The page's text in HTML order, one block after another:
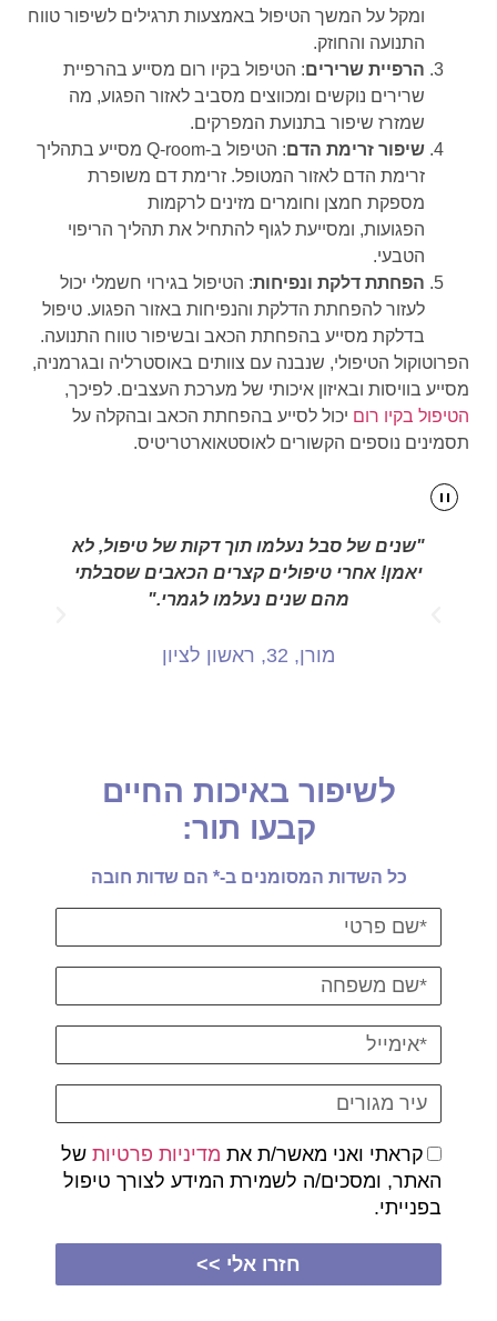
ומקל על המשך הטיפול באמצעות תרגילים לשיפור טווח
התנועה והחוזק.
הרפיית שרירים: הטיפול בקיו רום מסייע בהרפיית
שרירים נוקשים ומכווצים מסביב לאזור הפגוע, מה
שמזרז שיפור בתנועת המפרקים.
שיפור זרימת הדם
: הטיפול ב-Q-room מסייע בתהליך
זרימת הדם לאזור המטופל. זרימת דם משופרת
מספקת חמצן וחומרים מזינים לרקמות
הפגועות, ומסייעת לגוף להתחיל את תהליך הריפוי
הטבעי.
הפחתת דלקת ונפיחות: הטיפול בגירוי חשמלי יכול
לעזור להפחתת הדלקת והנפיחות באזור הפגוע. טיפול
בדלקת מסייע בהפחתת הכאב ובשיפור טווח התנועה.
הפרוטוקול הטיפולי, שנבנה עם צוותים באוסטרליה ובגרמניה,
מסייע בוויסות ובאיזון איכותי של מערכת העצבים. לפיכך,
הטיפול בקיו רום יכול לסייע בהפחתת הכאב ובהקלה על
תסמינים נוספים הקשורים לאוסטאוארטריטיס.
"שנים של סבל נעלמו תוך דקות של טיפול, לא
יאמן! אחרי טיפולים קצרים הכאבים שסבלתי
מהם שנים נעלמו לגמרי."
מורן, 32, ראשון לציון
לשיפור באיכות החיים
קבעו תור:
כל השדות המסומנים ב-* הם שדות חובה
קראתי ואני מאשר/ת את מדיניות פרטיות של
האתר, ומסכים/ה לשמירת המידע לצורך טיפול
בפנייתי.
חזרו אלי >>